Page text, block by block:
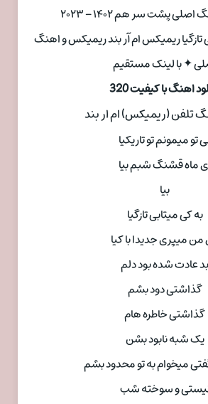
پشت سر هم ۱۴۰۲ – ۲۰۲۳
ریمیکس ام آر بند ریمیکس و اهنگ
✦ با لینک مستقیم
اهنگ با کیفیت 320
تلفن (ریمیکس) ام ار بند
تو میمونم تو تاریکیا
ماه قشنگ شبم بیا
بیا
به کی میتابی تازگیا
میپری جدیدا با کیا
بد عادت شده بود دلم
گذاشتی دود بشم
گذاشتی خاطره هام
یک شبه نابود بشن
میخوام به تو محدود بشم
و سوخته شب